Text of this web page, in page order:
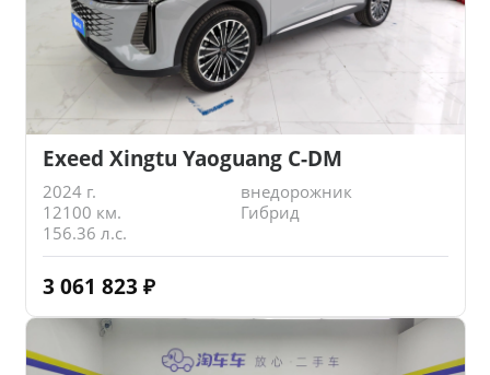
Exeed Xingtu Yaoguang C-DM
2024 г.
внедорожник
12100 км.
Гибрид
156.36 л.с.
3 061 823 ₽